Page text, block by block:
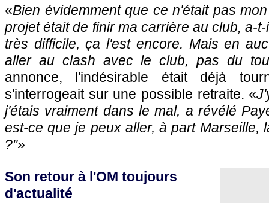
«Bien évidemment que ce n'était pas
projet était de finir ma carrière au club, a-
très difficile, ça l'est encore. Mais en
aller au clash avec le club, pas du
annonce, l'indésirable était déjà
s'interrogeait sur une possible retraite. «
j'étais vraiment dans le mal, a révélé
est-ce que je peux aller, à part Marseille,
?"»
Son retour à l'OM toujours
d'actualité